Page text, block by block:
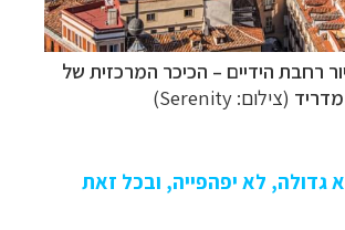
רחבת הידיים – הכיכר המרכזית של
מדריד (צילום: Serenity)
גדולה, לא יפהפייה, ובכל זאת